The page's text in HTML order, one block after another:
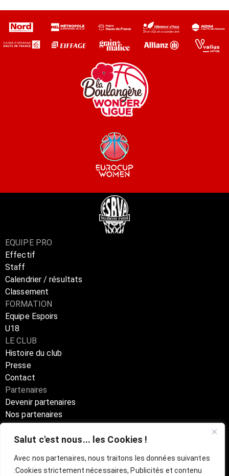
Salut c'est nous... les Cookies !
Avec nos partenaires, nous traitons les données suivantes
:Cookies strictement nécessaires, Publicités et contenu
EQUIPE PRO
Effectif
Staff
Calendrier / résultats
Classement
FORMATION
Equipe Espoirs
U18
LE CLUB
Histoire du club
Presse
Contact
Partenaires
Devenir partenaires
Nos partenaires
Billetterie Officielle ESBVA-LM